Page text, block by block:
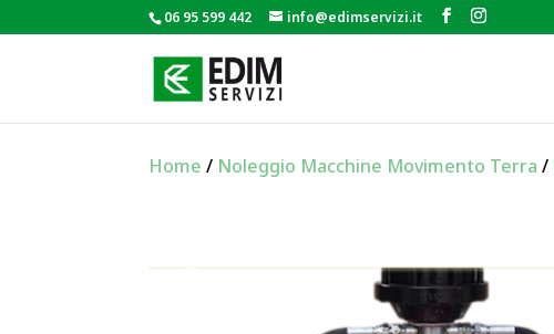
06 95 599 442 info@edimservizi.it
Home / Noleggio Macchine Movimento Terra /